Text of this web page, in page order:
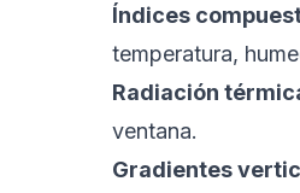
Índices
temperatura,
Radiación
ventana.
Gradientes